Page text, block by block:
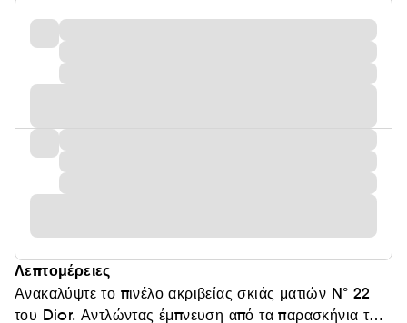
Λεπτομέρειες
Ανακαλύψτε το πινέλο ακριβείας σκιάς ματιών N° 22
του Dior. Αντλώντας έμπνευση από τα παρασκήνια των